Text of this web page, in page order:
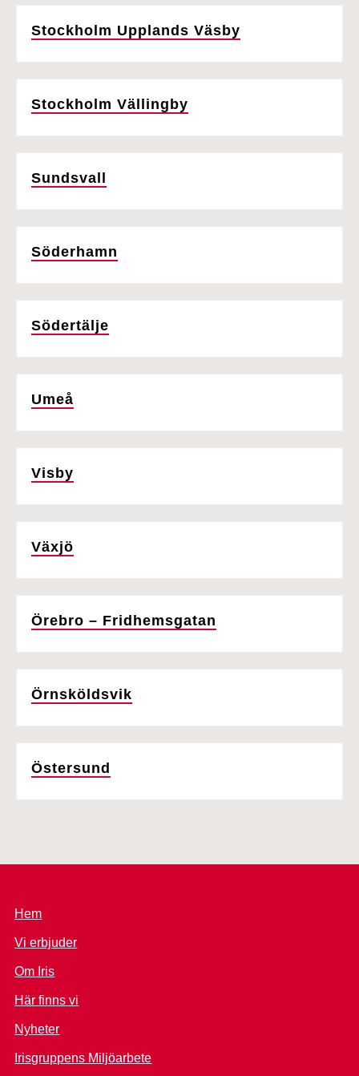
Stockholm Upplands Väsby
Stockholm Vällingby
Sundsvall
Söderhamn
Södertälje
Umeå
Visby
Växjö
Örebro – Fridhemsgatan
Örnsköldsvik
Östersund
Hem
Vi erbjuder
Om Iris
Här finns vi
Nyheter
Irisgruppens Miljöarbete